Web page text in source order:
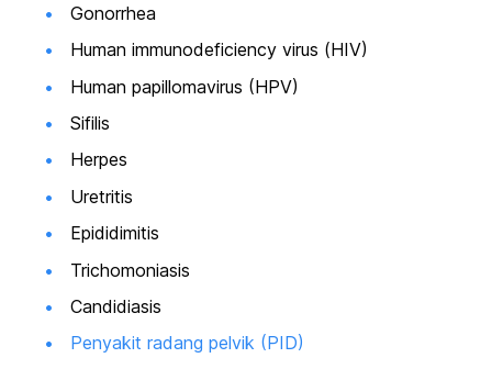
Gonorrhea
Human immunodeficiency virus (HIV)
Human papillomavirus (HPV)
Sifilis
Herpes
Uretritis
Epididimitis
Trichomoniasis
Candidiasis
Penyakit radang pelvik (PID)